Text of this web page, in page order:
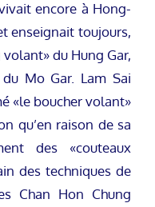
encore à Hong-
enseignait toujours,
du Hung Gar,
Mo Gar. Lam Sai
«le boucher volant»
qu’en raison de sa
des «couteaux
des techniques de
Chan Hon Chung